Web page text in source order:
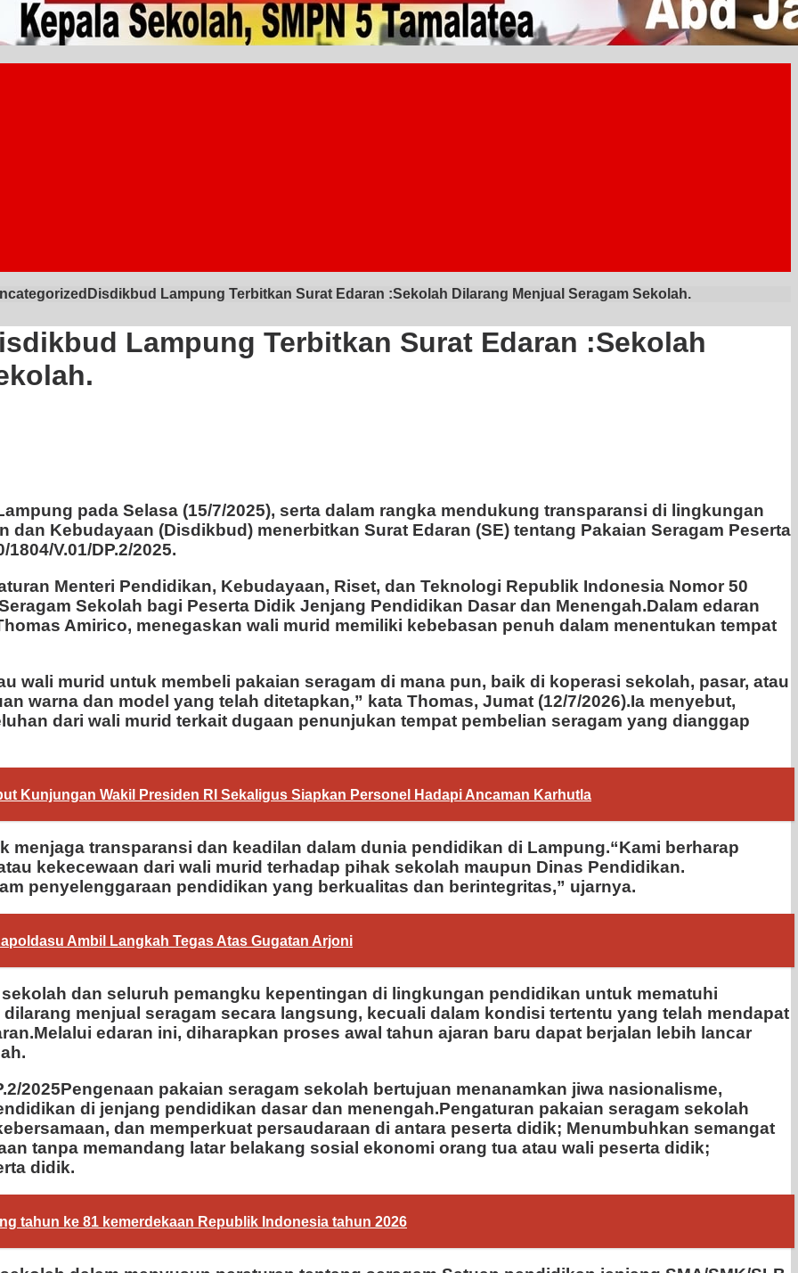
Lampung Terbitkan Surat Edaran :Sekolah Dilarang Menjual Seragam Sekolah.
Lampung Terbitkan Surat Edaran :Sekolah
pada Selasa (15/7/2025), serta dalam rangka mendukung transparansi di lingkungan
Kebudayaan (Disdikbud) menerbitkan Surat Edaran (SE) tentang Pakaian Seragam Peserta
V.01/DP.2/2025.
Menteri Pendidikan, Kebudayaan, Riset, dan Teknologi Republik Indonesia Nomor 50
Sekolah bagi Peserta Didik Jenjang Pendidikan Dasar dan Menengah.Dalam edaran
Amirico, menegaskan wali murid memiliki kebebasan penuh dalam menentukan tempat
wali murid untuk membeli pakaian seragam di mana pun, baik di koperasi sekolah, pasar, atau
warna dan model yang telah ditetapkan,” kata Thomas, Jumat (12/7/2026).Ia menyebut,
dari wali murid terkait dugaan penunjukan tempat pembelian seragam yang dianggap
Kunjungan Wakil Presiden RI Sekaligus Siapkan Personel Hadapi Ancaman Karhutla
transparansi dan keadilan dalam dunia pendidikan di Lampung.“Kami berharap
kekecewaan dari wali murid terhadap pihak sekolah maupun Dinas Pendidikan.
penyelenggaraan pendidikan yang berkualitas dan berintegritas,” ujarnya.
Ambil Langkah Tegas Atas Gugatan Arjoni
dan seluruh pemangku kepentingan di lingkungan pendidikan untuk mematuhi
menjual seragam secara langsung, kecuali dalam kondisi tertentu yang telah mendapat
edaran ini, diharapkan proses awal tahun ajaran baru dapat berjalan lebih lancar
2025Pengenaan pakaian seragam sekolah bertujuan menanamkan jiwa nasionalisme,
di jenjang pendidikan dasar dan menengah.Pengaturan pakaian seragam sekolah
dan memperkuat persaudaraan di antara peserta didik; Menumbuhkan semangat
tanpa memandang latar belakang sosial ekonomi orang tua atau wali peserta didik;
didik.
tahun ke 81 kemerdekaan Republik Indonesia tahun 2026